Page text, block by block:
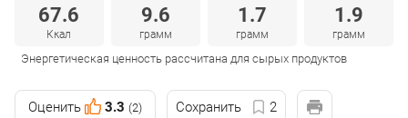
67.6
Ккал
9.6
грамм
1.7
грамм
1.9
грамм
Энергетическая ценность рассчитана для сырых продуктов
Оценить 3.3 (2) Сохранить 2